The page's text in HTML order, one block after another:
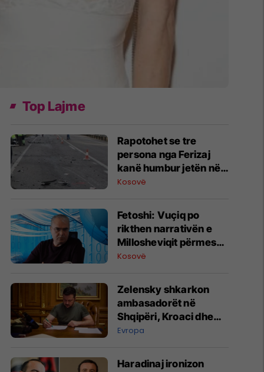
Top Lajme
Rapotohet se tre
persona nga Ferizaj
kanë humbur jetën në
një aksident duke u
Kosovë
Fetoshi: Vuçiq po
rikthen narrativën e
Millosheviqit përmes
projektit “Bota Serbe”
Kosovë
Zelensky shkarkon
ambasadorët në
Shqipëri, Kroaci dhe
Mal të Zi
Evropa
Haradinaj ironizon